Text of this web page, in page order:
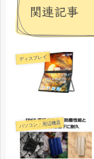
関連記事
ディスプレイ
パソコン・周辺機器